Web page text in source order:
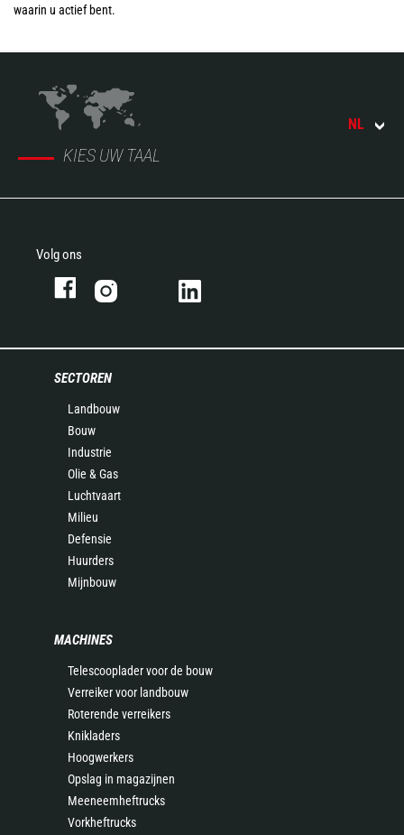
waarin u actief bent.
KIES UW TAAL
NL
Volg ons
SECTOREN
Landbouw
Bouw
Industrie
Olie & Gas
Luchtvaart
Milieu
Defensie
Huurders
Mijnbouw
MACHINES
Telescooplader voor de bouw
Verreiker voor landbouw
Roterende verreikers
Knikladers
Hoogwerkers
Opslag in magazijnen
Meeneemheftrucks
Vorkheftrucks